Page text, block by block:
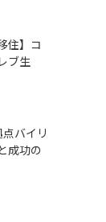
住】コ
ブ生
バイリ
成功の